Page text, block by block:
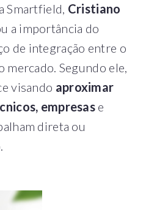
Smartfield, Cristiano
a importância do
de integração entre o
mercado. Segundo ele,
visando aproximar
empresas e
direta ou